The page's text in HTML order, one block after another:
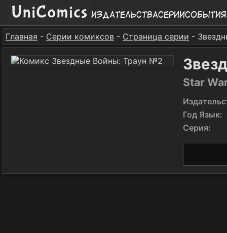
ИздательстваСерииСобытия
Главная - Серии комиксов - Страница серии -
Star
Год Язык:
Серия: